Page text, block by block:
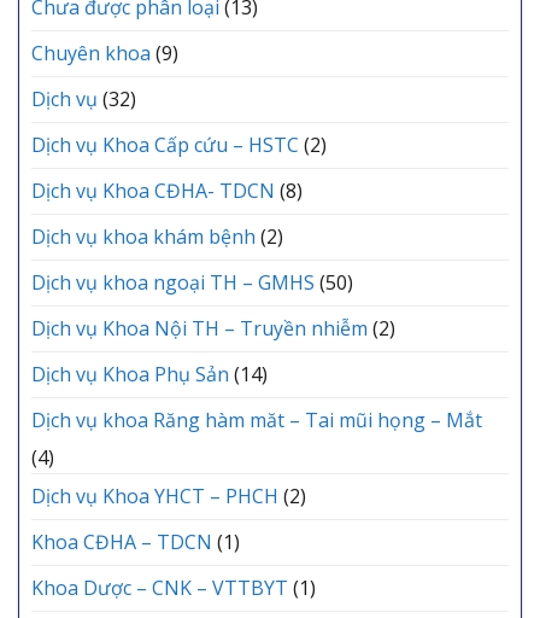
Chưa được phân loại (13)
Chuyên khoa (9)
Dịch vụ (32)
Dịch vụ Khoa Cấp cứu – HSTC (2)
Dịch vụ Khoa CĐHA- TDCN (8)
Dịch vụ khoa khám bệnh (2)
Dịch vụ khoa ngoại TH – GMHS (50)
Dịch vụ Khoa Nội TH – Truyền nhiễm (2)
Dịch vụ Khoa Phụ Sản (14)
Dịch vụ khoa Răng hàm măt – Tai mũi họng – Mắt
(4)
Dịch vụ Khoa YHCT – PHCH (2)
Khoa CĐHA – TDCN (1)
Khoa Dược – CNK – VTTBYT (1)